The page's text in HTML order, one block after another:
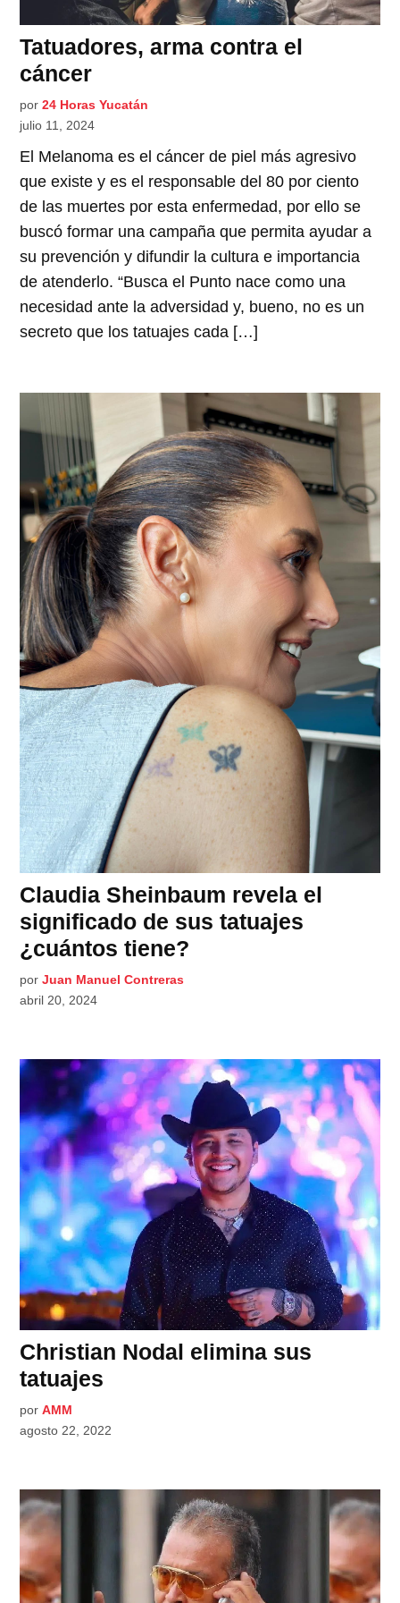
Tatuadores, arma contra el
cáncer
por 24 Horas Yucatán
julio 11, 2024
El Melanoma es el cáncer de piel más agresivo
que existe y es el responsable del 80 por ciento
de las muertes por esta enfermedad, por ello se
buscó formar una campaña que permita ayudar a
su prevención y difundir la cultura e importancia
de atenderlo. “Busca el Punto nace como una
necesidad ante la adversidad y, bueno, no es un
secreto que los tatuajes cada […]
Claudia Sheinbaum revela el
significado de sus tatuajes
¿cuántos tiene?
por Juan Manuel Contreras
abril 20, 2024
Christian Nodal elimina sus
tatuajes
por AMM
agosto 22, 2022